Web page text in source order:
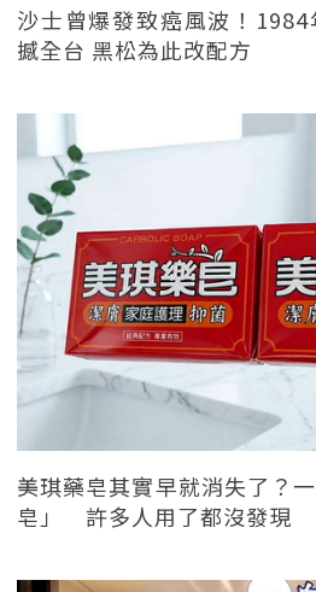
沙士曾爆發致癌風波！
撼全台 黑松為此改配方
美琪藥皂其實早就消失了？
皂」 許多人用了都沒發現